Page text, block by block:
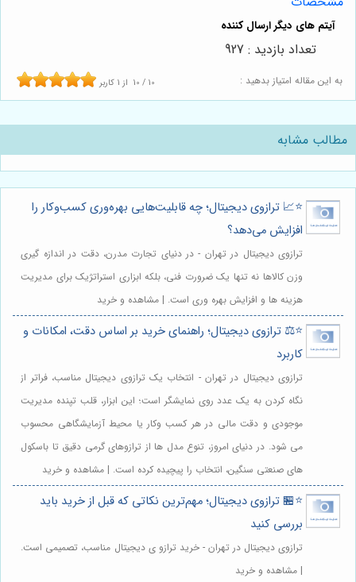
به این مقاله امتیاز بدهید : 10 / 10 از 1 کاربر
تعداد بازدید : 927
مطالب مشابه
⭐️📈 ترازوی دیجیتال؛ چه قابلیت‌هایی بهره‌وری کسب‌وکار را
افزایش می‌دهد؟
ترازوی دیجیتال در تهران - در دنیای تجارت مدرن، دقت در اندازه گیری
وزن کالاها نه تنها یک ضرورت فنی، بلکه ابزاری استراتژیک برای مدیریت
هزینه ها و افزایش بهره وری است. | مشاهده و خرید
⭐️⚖️ ترازوی دیجیتال؛ راهنمای خرید بر اساس دقت، امکانات و
کاربرد
ترازوی دیجیتال در تهران - انتخاب یک ترازوی دیجیتال مناسب، فراتر از
نگاه کردن به یک عدد روی نمایشگر است؛ این ابزار، قلب تپنده مدیریت
موجودی و دقت مالی در هر کسب وکار یا محیط آزمایشگاهی محسوب
می شود. در دنیای امروز، تنوع مدل ها از ترازوهای گرمی دقیق تا باسکول
های صنعتی سنگین، انتخاب را پیچیده کرده است. | مشاهده و خرید
⭐️🏪 ترازوی دیجیتال؛ مهم‌ترین نکاتی که قبل از خرید باید
بررسی کنید
ترازوی دیجیتال در تهران - خرید ترازو ی دیجیتال مناسب، تصمیمی است.
| مشاهده و خرید